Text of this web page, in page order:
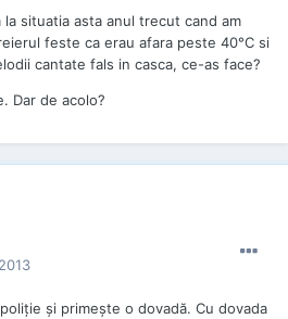
situatia asta anul trecut cand am
feste ca erau afara peste 40°C si
cantate fals in casca, ce-as face?
Dar de acolo?
și primește o dovadă. Cu dovada